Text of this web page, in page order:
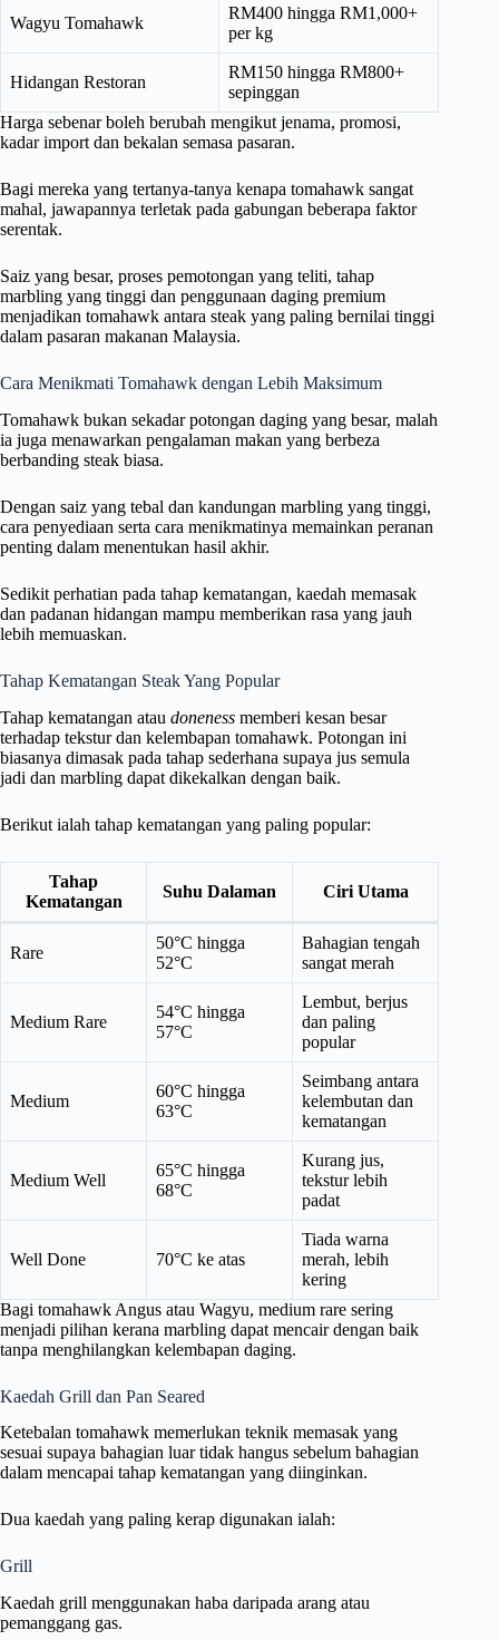
Wagyu Tomahawk
RM400 hingga RM1,000+
per kg
Hidangan Restoran
RM150 hingga RM800+
sepinggan
Harga sebenar boleh berubah mengikut jenama, promosi,
kadar import dan bekalan semasa pasaran.
Bagi mereka yang tertanya-tanya kenapa tomahawk sangat
mahal, jawapannya terletak pada gabungan beberapa faktor
serentak.
Saiz yang besar, proses pemotongan yang teliti, tahap
marbling yang tinggi dan penggunaan daging premium
menjadikan tomahawk antara steak yang paling bernilai tinggi
dalam pasaran makanan Malaysia.
Cara Menikmati Tomahawk dengan Lebih Maksimum
Tomahawk bukan sekadar potongan daging yang besar, malah
ia juga menawarkan pengalaman makan yang berbeza
berbanding steak biasa.
Dengan saiz yang tebal dan kandungan marbling yang tinggi,
cara penyediaan serta cara menikmatinya memainkan peranan
penting dalam menentukan hasil akhir.
Sedikit perhatian pada tahap kematangan, kaedah memasak
dan padanan hidangan mampu memberikan rasa yang jauh
lebih memuaskan.
Tahap Kematangan Steak Yang Popular
Tahap kematangan atau doneness memberi kesan besar
terhadap tekstur dan kelembapan tomahawk. Potongan ini
biasanya dimasak pada tahap sederhana supaya jus semula
jadi dan marbling dapat dikekalkan dengan baik.
Berikut ialah tahap kematangan yang paling popular:
Tahap
Kematangan
Suhu Dalaman Ciri Utama
Rare
50°C hingga
52°C
Bahagian tengah
sangat merah
Medium Rare
54°C hingga
57°C
Lembut, berjus
dan paling
popular
Medium
60°C hingga
63°C
Seimbang antara
kelembutan dan
kematangan
Medium Well
65°C hingga
68°C
Kurang jus,
tekstur lebih
padat
Well Done 70°C ke atas
Tiada warna
merah, lebih
kering
Bagi tomahawk Angus atau Wagyu, medium rare sering
menjadi pilihan kerana marbling dapat mencair dengan baik
tanpa menghilangkan kelembapan daging.
Kaedah Grill dan Pan Seared
Ketebalan tomahawk memerlukan teknik memasak yang
sesuai supaya bahagian luar tidak hangus sebelum bahagian
dalam mencapai tahap kematangan yang diinginkan.
Dua kaedah yang paling kerap digunakan ialah:
Grill
Kaedah grill menggunakan haba daripada arang atau
pemanggang gas.